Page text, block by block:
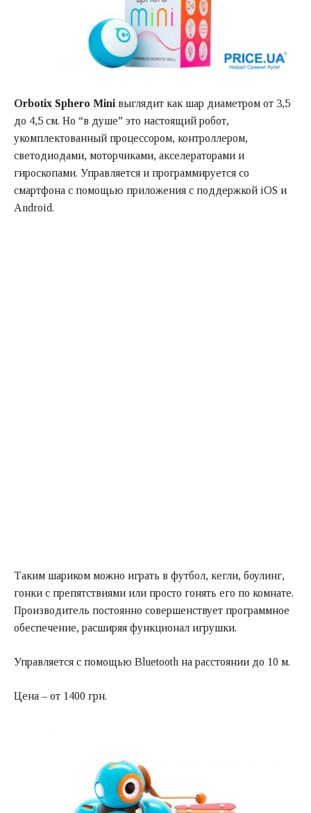
Orbotix Sphero Mini выглядит как шар диаметром от 3,5
до 4,5 см. Но “в душе” это настоящий робот,
укомплектованный процессором, контроллером,
светодиодами, моторчиками, акселераторами и
гироскопами. Управляется и программируется со
смартфона с помощью приложения с поддержкой iOS и
Android.
Таким шариком можно играть в футбол, кегли, боулинг,
гонки с препятствиями или просто гонять его по комнате.
Производитель постоянно совершенствует программное
обеспечение, расширяя функционал игрушки.
Управляется с помощью Bluetooth на расстоянии до 10 м.
Цена – от 1400 грн.